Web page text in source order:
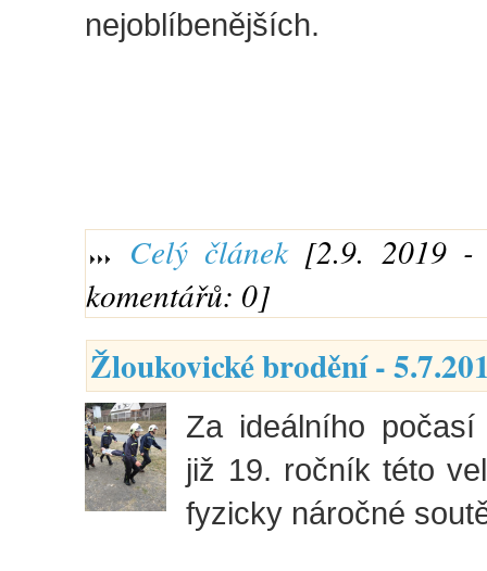
nejoblíbenějších.
Celý článek[2.9. 2019 -
komentářů: 0]
Žloukovické brodění -
Za ideálního
již 19. ročník této
fyzicky náročné